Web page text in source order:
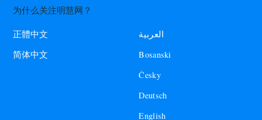
为什么关注明慧网？
正體中文
简体中文
العربية
Bosanski
Česky
Deutsch
English